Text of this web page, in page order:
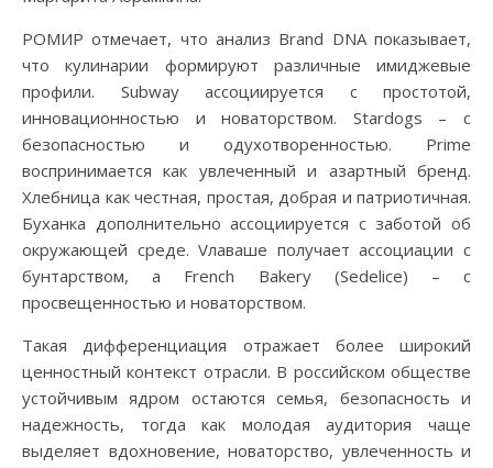
РОМИР отмечает, что анализ Brand DNA показывает,
что кулинарии формируют различные имиджевые
профили. Subway ассоциируется с простотой,
инновационностью и новаторством. Stardogs – с
безопасностью и одухотворенностью. Prime
воспринимается как увлеченный и азартный бренд.
Хлебница как честная, простая, добрая и патриотичная.
Буханка дополнительно ассоциируется с заботой об
окружающей среде. Vлаваше получает ассоциации с
бунтарством, а French Bakery (Sedelice) – с
просвещенностью и новаторством.
Такая дифференциация отражает более широкий
ценностный контекст отрасли. В российском обществе
устойчивым ядром остаются семья, безопасность и
надежность, тогда как молодая аудитория чаще
выделяет вдохновение, новаторство, увлеченность и